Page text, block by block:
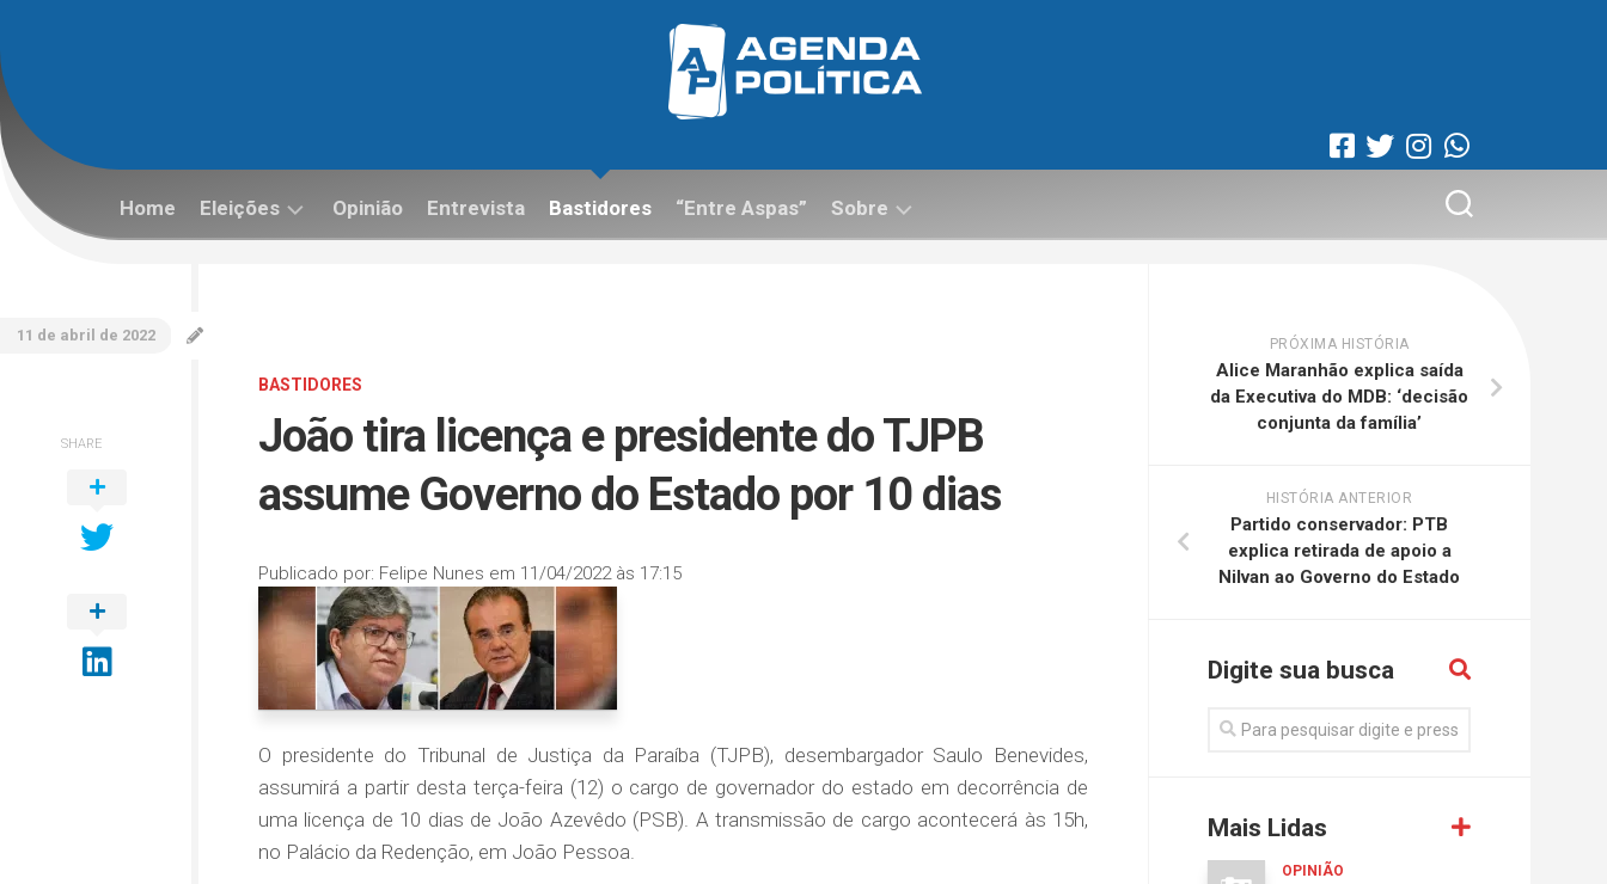
content
Home Eleições Opinião Entrevista Bastidores “Entre Aspas” Sobre
BASTIDORES
João tira licença e presidente do TJPB
assume Governo do Estado por 10 dias
Publicado por: Felipe Nunes em 11/04/2022 às 17:15
11 de abril de 2022
O presidente do Tribunal de Justiça da Paraíba (TJPB), desembargador Saulo Benevides,
assumirá a partir desta terça-feira (12) o cargo de governador do estado em decorrência de
uma licença de 10 dias de João Azevêdo (PSB). A transmissão de cargo acontecerá às 15h,
no Palácio da Redenção, em João Pessoa.
SHARE
PRÓXIMA HISTÓRIA
Alice Maranhão explica saída
da Executiva do MDB: ‘decisão
conjunta da família’
HISTÓRIA ANTERIOR
Partido conservador: PTB
explica retirada de apoio a
Nilvan ao Governo do Estado
Digite sua busca
Mais Lidas
OPINIÃO